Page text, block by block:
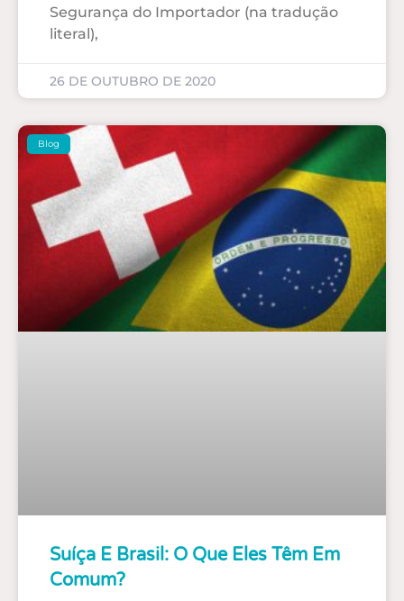
Segurança do Importador (na tradução
literal),
26 DE OUTUBRO DE 2020
Blog
Suíça E Brasil: O Que Eles Têm Em
Comum?